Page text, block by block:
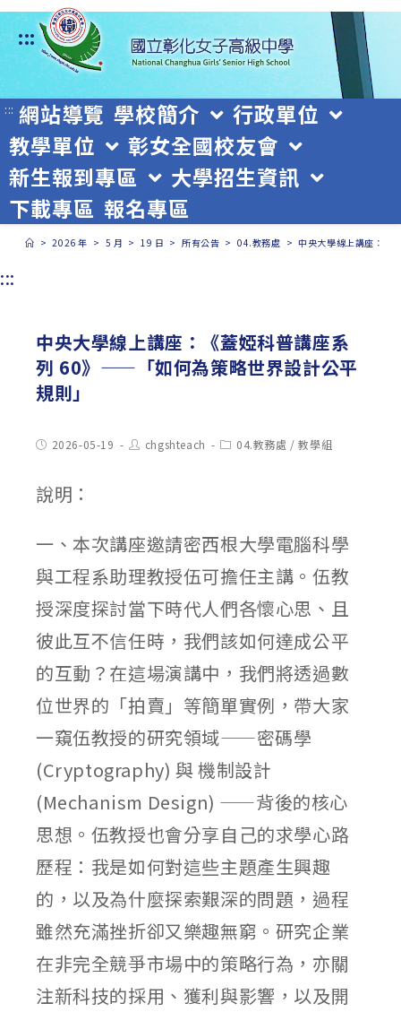
跳
轉
至
主
要
內
容
:::
::: 網站導覽 學校簡介
行政單位
教學單位
彰女全國校友會
新生報到專區
大學招生資訊
下載專區 報名專區
> 2026 年 > 5 月 > 19 日 > 所有公告 > 04.教務處 > 中央大學線上講座：《
:::
中央大學線上講座：《蓋婭科普講座系
列 60》——「如何為策略世界設計公平
規則」
Post2026-05-19
Post
author:
chgshteach
Post04.教務處 / 教學組
說明：
一、本次講座邀請密西根大學電腦科學
與工程系助理教授伍可擔任主講。伍教
授深度探討當下時代人們各懷心思、且
彼此互不信任時，我們該如何達成公平
的互動？在這場演講中，我們將透過數
位世界的「拍賣」等簡單實例，帶大家
一窺伍教授的研究領域——密碼學
(Cryptography) 與 機制設計
(Mechanism Design) ——背後的核心
思想。伍教授也會分享自己的求學心路
歷程：我是如何對這些主題產生興趣
的，以及為什麼探索艱深的問題，過程
雖然充滿挫折卻又樂趣無窮。研究企業
在非完全競爭市場中的策略行為，亦關
注新科技的採用、獲利與影響，以及開